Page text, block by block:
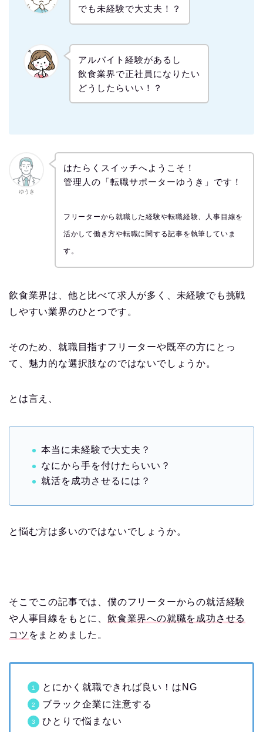
でも未経験で大丈夫！？
アルバイト経験があるし
飲食業界で正社員になりたい
どうしたらいい！？
ゆうき
はたらくスイッチへようこそ！
管理人の「転職サポーターゆうき」です！
フリーターから就職した経験や転職経験、人事目線を
活かして働き方や転職に関する記事を執筆していま
す。
飲食業界は、他と比べて求人が多く、未経験でも挑戦
しやすい業界のひとつです。
そのため、就職目指すフリーターや既卒の方にとっ
て、魅力的な選択肢なのではないでしょうか。
とは言え、
本当に未経験で大丈夫？
なにから手を付けたらいい？
就活を成功させるには？
と悩む方は多いのではないでしょうか。
そこでこの記事では、僕のフリーターからの就活経験
や人事目線をもとに、 飲食業界への就職を成功させる
コツ をまとめました。
とにかく就職できれば良い！はNG
ブラック企業に注意する
ひとりで悩まない